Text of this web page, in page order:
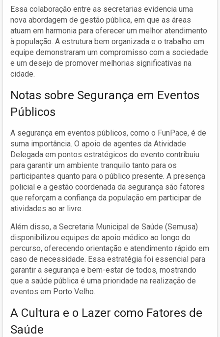
Essa colaboração entre as secretarias evidencia uma
nova abordagem de gestão pública, em que as áreas
atuam em harmonia para oferecer um melhor atendimento
à população. A estrutura bem organizada e o trabalho em
equipe demonstraram um compromisso com a sociedade
e um desejo de promover melhorias significativas na
cidade.
Notas sobre Segurança em Eventos
Públicos
A segurança em eventos públicos, como o FunPace, é de
suma importância. O apoio de agentes da Atividade
Delegada em pontos estratégicos do evento contribuiu
para garantir um ambiente tranquilo tanto para os
participantes quanto para o público presente. A presença
policial e a gestão coordenada da segurança são fatores
que reforçam a confiança da população em participar de
atividades ao ar livre.
Além disso, a Secretaria Municipal de Saúde (Semusa)
disponibilizou equipes de apoio médico ao longo do
percurso, oferecendo orientação e atendimento rápido em
caso de necessidade. Essa estratégia foi essencial para
garantir a segurança e bem-estar de todos, mostrando
que a saúde pública é uma prioridade na realização de
eventos em Porto Velho.
A Cultura e o Lazer como Fatores de
Saúde